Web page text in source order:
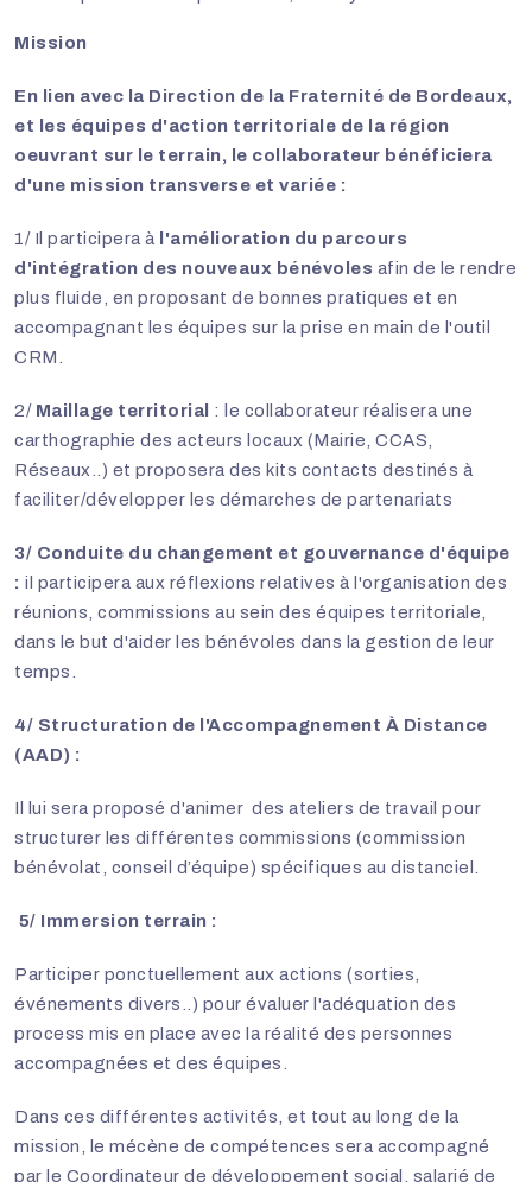
Mission
En lien avec la Direction de la Fraternité de Bordeaux,
et les équipes d'action territoriale de la région
oeuvrant sur le terrain, le collaborateur bénéficiera
d'une mission transverse et variée :
1/ Il participera à l'amélioration du parcours
d'intégration des nouveaux bénévoles afin de le rendre
plus fluide, en proposant de bonnes pratiques et en
accompagnant les équipes sur la prise en main de l'outil
CRM.
2/ Maillage territorial : le collaborateur réalisera une
carthographie des acteurs locaux (Mairie, CCAS,
Réseaux..) et proposera des kits contacts destinés à
faciliter/développer les démarches de partenariats
3/ Conduite du changement et gouvernance d'équipe
: il participera aux réflexions relatives à l'organisation des
réunions, commissions au sein des équipes territoriale,
dans le but d'aider les bénévoles dans la gestion de leur
temps.
4/ Structuration de l'Accompagnement À Distance
(AAD) :
Il lui sera proposé d'animer des ateliers de travail pour
structurer les différentes commissions (commission
bénévolat, conseil d’équipe) spécifiques au distanciel.
5/ Immersion terrain :
Participer ponctuellement aux actions (sorties,
événements divers..) pour évaluer l'adéquation des
process mis en place avec la réalité des personnes
accompagnées et des équipes.
Dans ces différentes activités, et tout au long de la
mission, le mécène de compétences sera accompagné
par le Coordinateur de développement social, salarié de